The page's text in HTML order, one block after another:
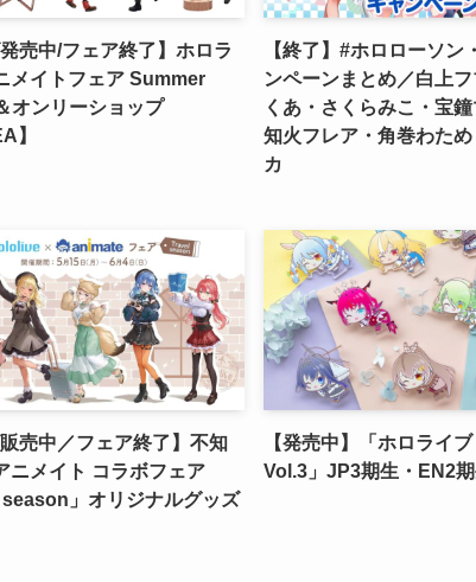
発売中/フェア終了】ホロラ
メイトフェア Summer
オンリーショップ
】
【終了】#ホロローソン
ンペーンまとめ／白上
くあ・さくらみこ・宝
知火フレア・角巻わた
カ
販売中／フェア終了】不知
ニメイト コラボフェア
season」オリジナルグッズ
【発売中】「ホロライ
Vol.3」JP3期生・EN2